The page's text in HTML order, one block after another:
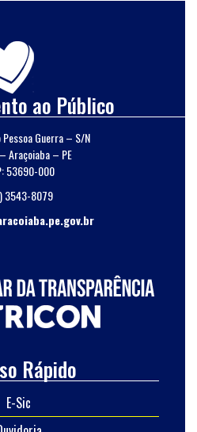
ao Público
Pessoa Guerra – S/N
Araçoiaba – PE
53690-000
3543-8079
Rápido
E-Sic